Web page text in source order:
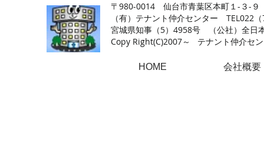
〒980-0014 仙台市青葉区本町１-３-９
（有）テナント仲介センター TEL022
宮城県知事（5）4958号 （公社）全日
Copy Right(C)2007～ テナント仲介セ
HOME 会社概要